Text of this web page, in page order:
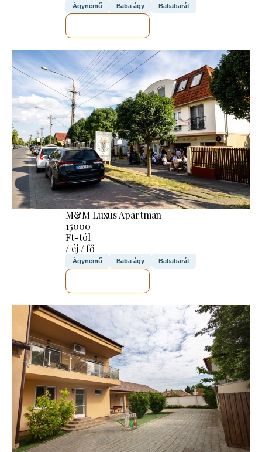
Ágynemű Baba ágy Bababarát
M&M Luxus Apartman
15000
Ft-tól
/ éj / fő
Ágynemű Baba ágy Bababarát